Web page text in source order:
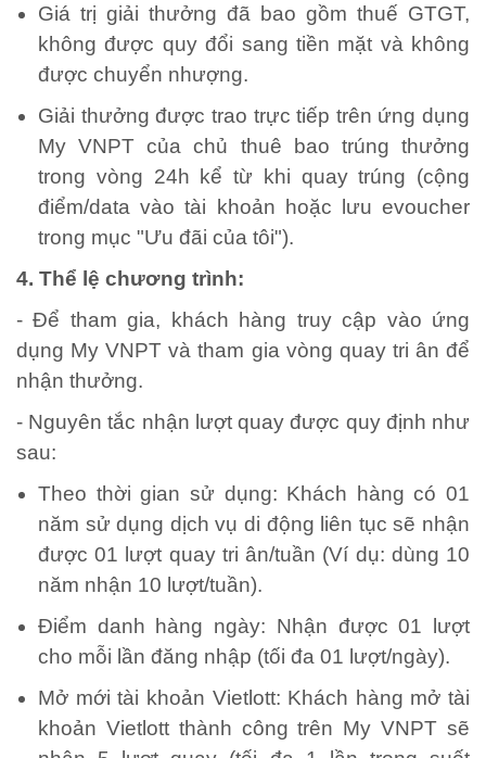
Giá trị giải thưởng đã bao gồm thuế GTGT,
không được quy đổi sang tiền mặt và không
được chuyển nhượng.
Giải thưởng được trao trực tiếp trên ứng dụng
My VNPT của chủ thuê bao trúng thưởng
trong vòng 24h kể từ khi quay trúng (cộng
điểm/data vào tài khoản hoặc lưu evoucher
trong mục "Ưu đãi của tôi").
4. Thể lệ chương trình:
- Để tham gia, khách hàng truy cập vào ứng
dụng My VNPT và tham gia vòng quay tri ân để
nhận thưởng.
- Nguyên tắc nhận lượt quay được quy định như
sau:
Theo thời gian sử dụng: Khách hàng có 01
năm sử dụng dịch vụ di động liên tục sẽ nhận
được 01 lượt quay tri ân/tuần (Ví dụ: dùng 10
năm nhận 10 lượt/tuần).
Điểm danh hàng ngày: Nhận được 01 lượt
cho mỗi lần đăng nhập (tối đa 01 lượt/ngày).
Mở mới tài khoản Vietlott: Khách hàng mở tài
khoản Vietlott thành công trên My VNPT sẽ